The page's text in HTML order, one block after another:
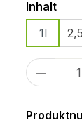
Inhalt
1l